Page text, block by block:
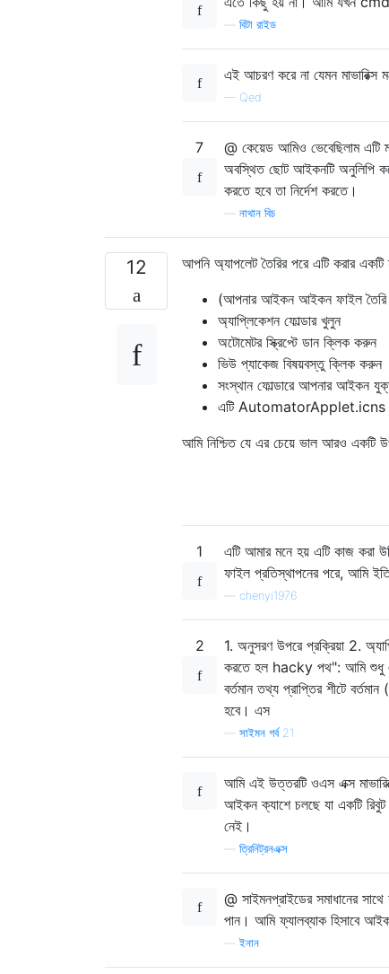
বিটা রাইড
এই আচরণ করে না যেমন মাভারিক্স
— Qed
7
@ কেয়েড আমিও ভেবেছিলাম এটি
অবস্থিত ছোট আইকনটি অনুলিপি
করতে হবে তা নির্দেশ করতে।
নাথান বিচ
12
আপনি অ্যাপলেট তৈরির পরে এটি করার একটি
(আপনার আইকন আইকন ফাইল
অ্যাপ্লিকেশন ফোল্ডার খুলুন
অটোমেটর স্ক্রিপ্টে ডান ক্লিক করুন
ভিউ প্যাকেজ বিষয়বস্তু ক্লিক করুন
সংস্থান ফোল্ডারে আপনার আইকন
এটি AutomatorApplet.icns
আমি নিশ্চিত যে এর চেয়ে ভাল আরও একটি
1
এটি আমার মনে হয় এটি কাজ করা
ফাইল প্রতিস্থাপনের পরে, আমি
chenyi1976
2
1. অনুসরণ উপরে প্রক্রিয়া 2.
করতে হল hacky পথ": আমি শুধু
বর্তমান তথ্য প্রাপ্তির শীটে
হবে। এস
সাইমন গর্ব 21
আমি এই উত্তরটি ওএস এক্স
আইকন ক্যাশে চলছে যা একটি
নেই।
ত্রিনিট্রনএক্স
@ সাইমনপ্রাইডের সমাধানের
পান। আমি ফ্যালব্যাক হিসাবে
—ইনান